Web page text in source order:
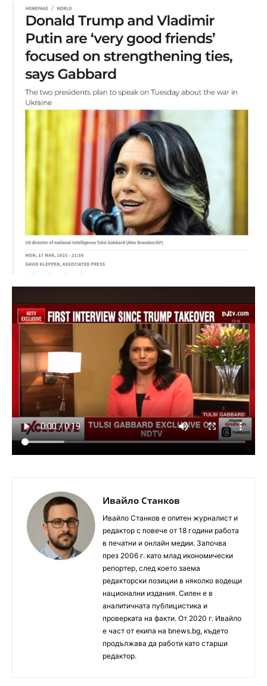
Ивайло Станков
Ивайло Станков е опитен журналист и
редактор с повече от 18 години работа
в печатни и онлайн медии. Започва
през 2006 г. като млад икономически
репортер, след което заема
редакторски позиции в няколко водещи
национални издания. Силен е в
аналитичната публицистика и
проверката на факти. От 2020 г. Ивайло
е част от екипа на bnews.bg, където
продължава да работи като старши
редактор.